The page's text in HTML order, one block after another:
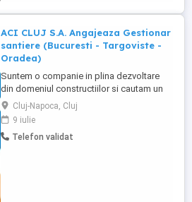
ACI CLUJ S.A. Angajeaza Gestionar
santiere (Bucuresti - Targoviste -
Oradea)
Suntem o companie in plina dezvoltare
din domeniul constructiilor si cautam un
coleg organizat si responsabil pentru a
gestiona activitatea din depozitul
santierului. Responsabilitati principale: -
Verificarea calitativa si cantitativa a
Cluj-Napoca, Cluj
9 iulie
Telefon validat